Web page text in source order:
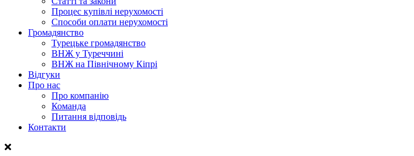
Процес купівлі нерухомості
Способи оплати нерухомості
Громадянство
Турецьке громадянство
ВНЖ у Туреччині
ВНЖ на Північному Кіпрі
Відгуки
Про нас
Про компанію
Команда
Питання відповідь
Контакти